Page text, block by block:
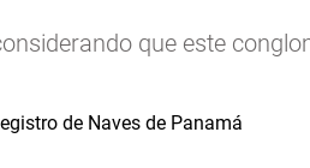
que este